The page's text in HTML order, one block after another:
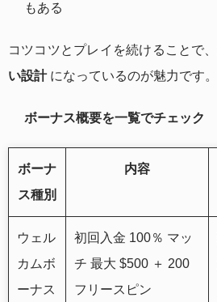
もある
コツコツとプレイを続けることで、
い設計になっているのが魅力です。
ボーナス概要を一覧でチェック
ボーナ
ス種別
内容
ウェル
カムボ
ーナス
初回入金 100％ マッ
チ 最大 $500 ＋ 200
フリースピン